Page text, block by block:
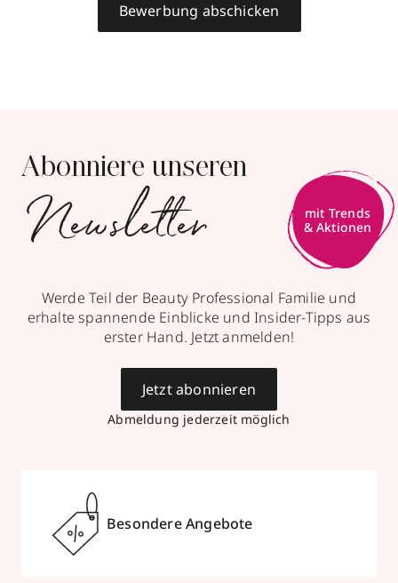
Bewerbung abschicken
Abonniere unseren
Newsletter
mit Trends
& Aktionen
Werde Teil der Beauty Professional Familie und
erhalte spannende Einblicke und Insider-Tipps aus
erster Hand. Jetzt anmelden!
Abmeldung jederzeit möglich
Jetzt abonnieren
Besondere Angebote